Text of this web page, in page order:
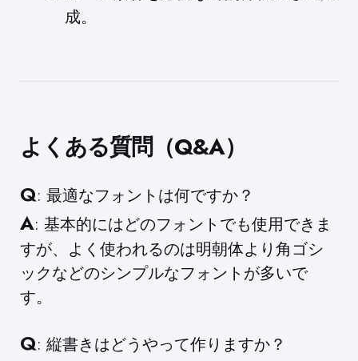
成。
よくある質問（Q&A）
Q: 最適なフォントは何ですか？
A: 基本的にはどのフォントでも使用できま
すが、よく使われるのは明朝体より角ゴシ
ックなどのシンプルなフォントが多いで
す。
Q: 縦書きはどうやって作りますか？